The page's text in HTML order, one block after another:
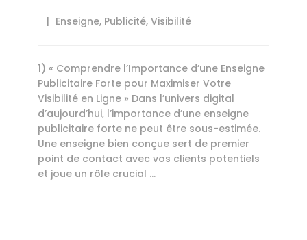
Enseigne, Publicité, Visibilité
1) « Comprendre l’Importance d’une Enseigne
Publicitaire Forte pour Maximiser Votre
Visibilité en Ligne » Dans l’univers digital
d’aujourd’hui, l’importance d’une enseigne
publicitaire forte ne peut être sous-estimée.
Une enseigne bien conçue sert de premier
point de contact avec vos clients potentiels
et joue un rôle crucial …